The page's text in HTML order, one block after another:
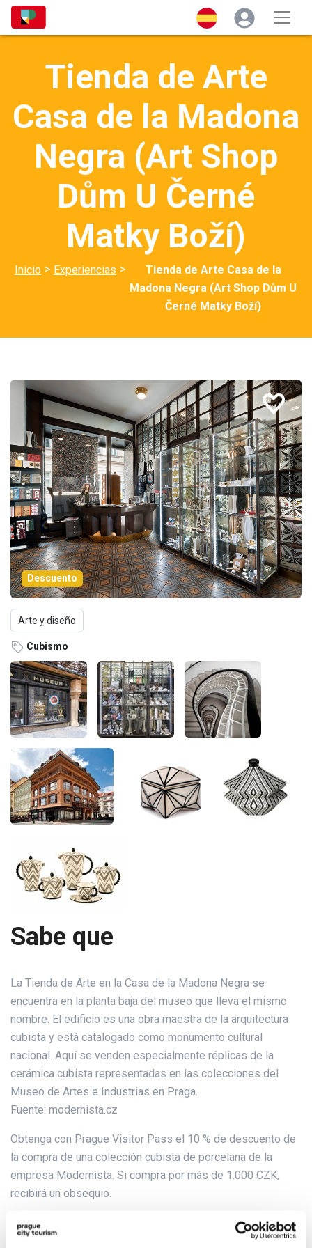
Tienda de Arte
Casa de la Madona
Negra (Art Shop
Dům U Černé
Matky Boží)
Inicio > Experiencias >
Tienda de Arte Casa de la
Madona Negra (Art Shop Dům U
Černé Matky Boží)
Sabe que
La Tienda de Arte en la Casa de la Madona Negra se
encuentra en la planta baja del museo que lleva el mismo
nombre. El edificio es una obra maestra de la arquitectura
cubista y está catalogado como monumento cultural
nacional. Aquí se venden especialmente réplicas de la
cerámica cubista representadas en las colecciones del
Museo de Artes e Industrias en Praga.
Fuente: modernista.cz
Obtenga con Prague Visitor Pass el 10 % de descuento de
la compra de una colección cubista de porcelana de la
empresa Modernista. Si compra por más de 1.000 CZK,
recibirá un obsequio.
Ovocný trh 19
Descuento
Arte y diseño
Cubismo